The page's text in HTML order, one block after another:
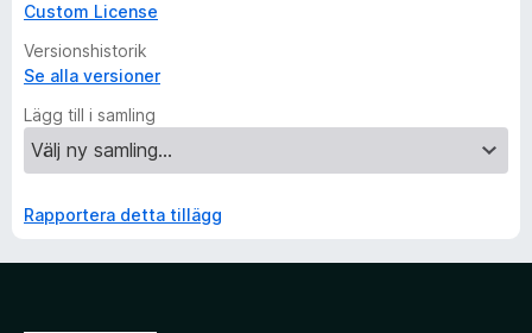
Custom License
Versionshistorik
Se alla versioner
Lägg till i samling
Rapportera detta tillägg